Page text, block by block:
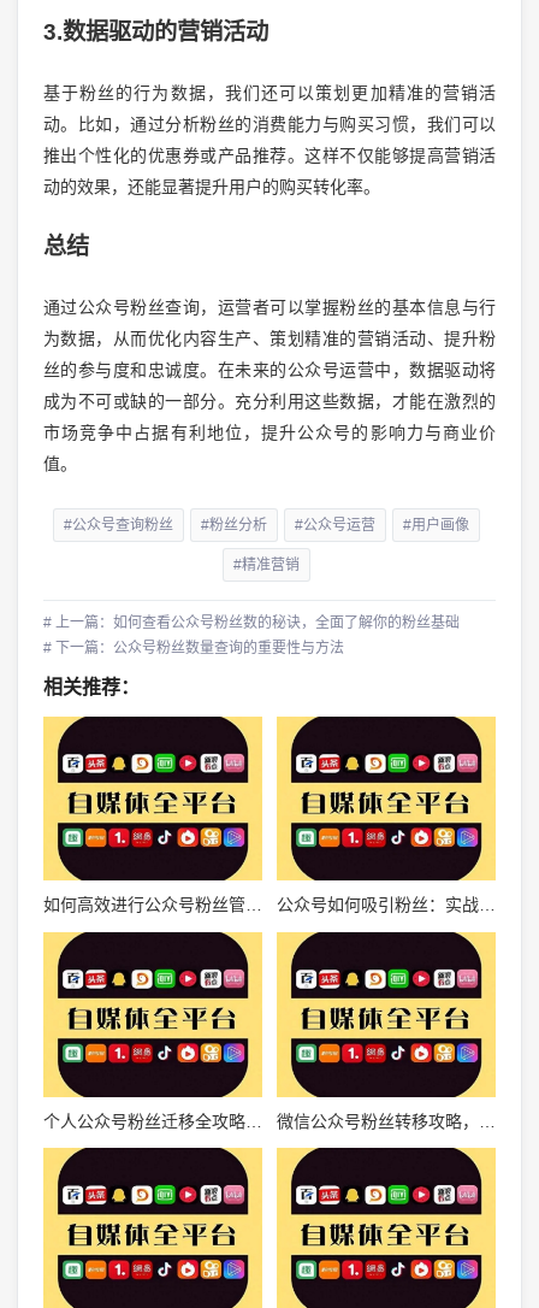
3.数据驱动的营销活动
基于粉丝的行为数据，我们还可以策划更加精准的营销活
动。比如，通过分析粉丝的消费能力与购买习惯，我们可以
推出个性化的优惠券或产品推荐。这样不仅能够提高营销活
动的效果，还能显著提升用户的购买转化率。
总结
通过公众号粉丝查询，运营者可以掌握粉丝的基本信息与行
为数据，从而优化内容生产、策划精准的营销活动、提升粉
丝的参与度和忠诚度。在未来的公众号运营中，数据驱动将
成为不可或缺的一部分。充分利用这些数据，才能在激烈的
市场竞争中占据有利地位，提升公众号的影响力与商业价
值。
#公众号查询粉丝 #粉丝分析 #公众号运营 #用户画像
#精准营销
# 上一篇：如何查看公众号粉丝数的秘诀，全面了解你的粉丝基础
# 下一篇：公众号粉丝数量查询的重要性与方法
相关推荐：
如何高效进行公众号粉丝管理，提升运营效益 公众号如何吸引粉丝：实战指南
个人公众号粉丝迁移全攻略：从零到万粉的实操经验分享